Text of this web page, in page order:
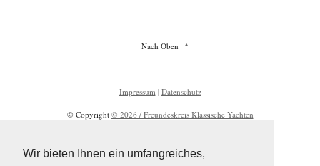
Wir bieten Ihnen ein umfangreiches,
Nach Oben
Impressum | Datenschutz
© Copyright © 2026 / Freundeskreis Klassische Yachten